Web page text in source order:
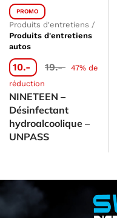
PROMO
Produits d'entretiens /
Produits d'entretiens
autos
10.- 19.- 47% de
réduction
NINETEEN –
Désinfectant
hydroalcoolique –
UNPASS